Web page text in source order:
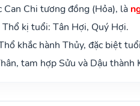
Chi tương đồng (Hỏa), là
Thổ kị tuổi: Tân Hợi, Quý Hợi.
khắc hành Thủy, đặc biệt
tam hợp Sửu và Dậu